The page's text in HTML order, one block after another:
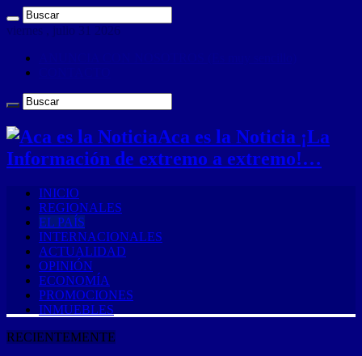
viernes , julio 31 2026
Aca es la Noticia ¡La
Información de extremo a extremo!…
INICIO
REGIONALES
EL PAÍS
INTERNACIONALES
ACTUALIDAD
OPINIÓN
ECONOMÍA
PROMOCIONES
INMUEBLES
RECIENTEMENTE